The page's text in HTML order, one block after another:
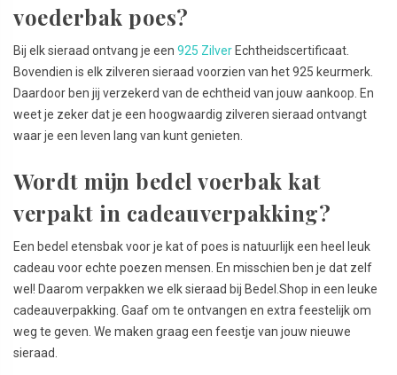
voederbak poes?
Bij elk sieraad ontvang je een 925 Zilver Echtheidscertificaat.
Bovendien is elk zilveren sieraad voorzien van het 925 keurmerk.
Daardoor ben jij verzekerd van de echtheid van jouw aankoop. En
weet je zeker dat je een hoogwaardig zilveren sieraad ontvangt
waar je een leven lang van kunt genieten.
Wordt mijn bedel voerbak kat
verpakt in cadeauverpakking?
Een bedel etensbak voor je kat of poes is natuurlijk een heel leuk
cadeau voor echte poezen mensen. En misschien ben je dat zelf
wel! Daarom verpakken we elk sieraad bij Bedel.Shop in een leuke
cadeauverpakking. Gaaf om te ontvangen en extra feestelijk om
weg te geven. We maken graag een feestje van jouw nieuwe
sieraad.